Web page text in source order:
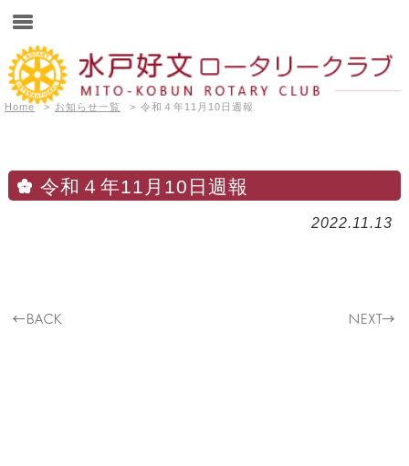
Home > お知らせ一覧 > 令和４年11月10日週報
令和４年11月10日週報
2022.11.13